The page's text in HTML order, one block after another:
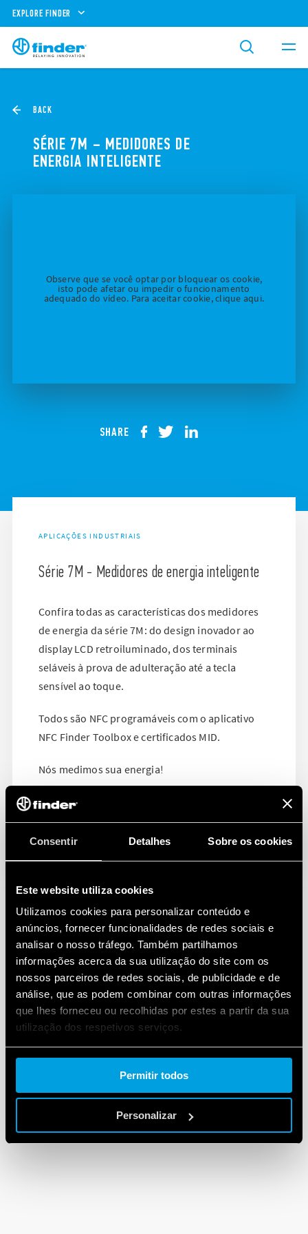
Consentir Detalhes Sobre os cookies
Este website utiliza cookies
Utilizamos cookies para personalizar conteúdo e
anúncios, fornecer funcionalidades de redes sociais e
analisar o nosso tráfego. Também partilhamos
informações acerca da sua utilização do site com os
nossos parceiros de redes sociais, de publicidade e de
análise, que as podem combinar com outras informações
que lhes forneceu ou recolhidas por estes a partir da sua
utilização dos respetivos serviços.
Cookie policy.
Permitir todos
Personalizar
EXPLORE FINDER
BACK
SÉRIE 7M – MEDIDORES DE
ENERGIA INTELIGENTE
Observe que se você optar por bloquear os cookie,
isto pode afetar ou impedir o funcionamento
adequado do vídeo. Para aceitar cookie, clique aqui.
SHARE
APLICAÇÕES INDUSTRIAIS
Série 7M - Medidores de energia inteligente
Confira todas as características dos medidores
de energia da série 7M: do design inovador ao
display LCD retroiluminado, dos terminais
seláveis à prova de adulteração até a tecla
sensível ao toque.
Todos são NFC programáveis com o aplicativo
NFC Finder Toolbox e certificados MID.
Nós medimos sua energia!